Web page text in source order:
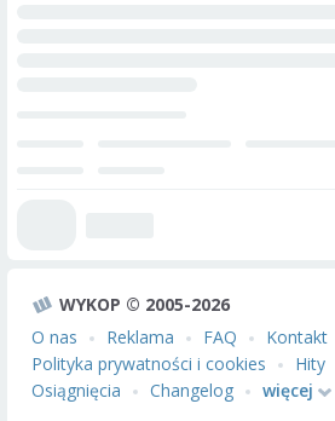
WYKOP © 2005-2026
O nas
Reklama FAQ Kontakt
Polityka prywatności i cookies
Hity
Osiągnięcia
Changelog więcej